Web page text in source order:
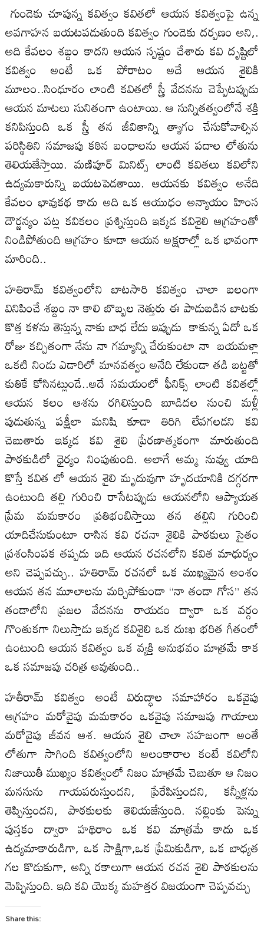
గుండెకు చూపున్న కవిత్వం కవితలో ఆయన కవిత్వంపై ఉన్న
అవగాహన బయటపడుతుంది కవిత్వం గుండెకు దర్పణం అని,.
అది కేవలం శబ్దం కాదని ఆయన స్పష్టం చేశారు కవి దృష్టిలో
కవిత్వం అంటే ఒక పోరాటం అదే ఆయన శైలికి
మూలం..సింధూరం లాంటి కవితలో స్త్రీ వేదనను చెప్పేటప్పుడు
ఆయన మాటలు సునితంగా ఉంటాయి. ఆ సున్నితత్వంలోనే శక్తి
కనిపిస్తుంది ఒక స్త్రీ తన జీవితాన్ని త్యాగం చేసుకోవాల్సిన
పరిస్థితిని సమాజపు కఠిన బంధాలను ఆయన పదాల లోతును
తెలియజేస్తాయి. మణిపూర్ మినిట్స్ లాంటి కవితలు కవిలోని
ఉద్యమకారున్ని బయటపెడతాయి. ఆయనకు కవిత్వం అనేది
కేవలం భావుకథ కాదు అది ఒక ఆయుధం అన్యాయం హింస
దౌర్జన్యం పట్ల కవికలం ప్రశ్నిస్తుంది ఇక్కడ కవిశైలి ఆగ్రహంతో
నిండిపోతుంది ఆగ్రహం కూడా ఆయన అక్షరాల్లో ఒక భావంగా
మారింది..
హతిరామ్ కవిత్వంలోని బాటసారి కవిత్వం చాలా బలంగా
వినిపించే శబ్దం నా కాలి బొబ్బల నెత్తురు ఈ పాడుబడిన బాటకు
కొత్త కళను తెస్తున్న నాకు బాధ లేదు ఇప్పుడు కాకున్న ఏదో ఒక
రోజు కచ్చితంగా నేను నా గమ్యాన్ని చేరుకుంటా నా బయమళ్లా
ఒకటి నిండు ఎడారిలో మానవత్వం అనేది లేకుండా తడి బట్టతో
కుతికే కోసినట్లుండే..అదే సమయంలో ఫీనిక్స్ లాంటి కవితల్లో
ఆయన కలం ఆశను రగిలిస్తుంది బూడిదల నుంచి మళ్లీ
పుడుతున్న పక్షీలా మనిషి కూడా తిరిగి లేవగలడని కవి
చెబుతారు ఇక్కడ కవి శైలి ప్రేరణాత్మకంగా మారుతుంది
పాఠకుడిలో ధైర్యం నింపుతుంది. అలాగే అమ్మ నువ్వు యాది
కొస్తే కవిత లో ఆయన శైలి మృదువుగా హృదయానికి దగ్గరగా
ఉంటుంది తల్లి గురించి రాసేటప్పుడు ఆయనలోని ఆప్యాయత
ప్రేమ మమకారం ప్రతిభంబిస్తాయి తన తల్లిని గురించి
యాదిచేసుకుంటూ రాసిన కవి రచనా శైలికి పాఠకులు సైతం
ప్రశంసింపక తప్పదు ఇది ఆయన రచనలోని కవిత మాధుర్యం
అని చెప్పవచ్చు.. హతిరామ్ రచనలో ఒక ముఖ్యమైన అంశం
ఆయన తన మూలాలను మర్చిపోకుండా “నా తండా గోస” తన
తండాలోని ప్రజల వేదనను రాయడం ద్వారా ఒక వర్గం
గొంతుకగా నిలుస్తాడు ఇక్కడ కవిశైలి ఒక దుఃఖ భరిత గీతంలో
ఉంటుంది ఆయన కవిత్వం ఒక వ్యక్తి అనుభవం మాత్రమే కాక
ఒక సమాజపు చరిత్ర అవుతుంది..
హతీరామ్ కవిత్వం అంటే విరుద్ధాల సమాహారం ఒకవైపు
ఆగ్రహం మరోవైపు మమకారం ఒకవైపు సమాజపు గాయాలు
మరోవైపు జీవన ఆశ. ఆయన శైలి చాలా సహజంగా అంతే
లోతుగా సాగింది కవిత్వంలోని అలంకారాల కంటే కవిలోని
నిజాయితీ ముఖ్యం కవిత్వంలో నిజం మాత్రమే చెబుతూ ఆ నిజం
మనసును గాయపరుస్తుందని, ప్రేరేపిస్తుందని, కన్నీళ్లను
తెప్పిస్తుందని, పాఠకులకు తెలియజేస్తుంది. నల్లింకు పెన్ను
పుస్తకం ద్వారా హథిరాం ఒక కవి మాత్రమే కాదు ఒక
ఉద్యమాకారుడిగా, ఒక సాక్షిగా,ఒక ప్రేమికుడిగా, ఒక బాధ్యత
గల కొడుకుగా, అన్ని రకాలుగా ఆయన రచన శైలి పాఠకులను
మెప్పిస్తుంది. ఇది కవి యొక్క మహత్తర విజయంగా చెప్పవచ్చు
Share this: